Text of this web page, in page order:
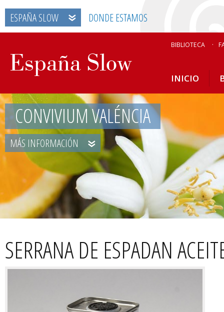
ESPAÑA SLOW DONDE ESTAMOS
BIBLIOTECA
INICIO
CONVIVIUM VALÉNCIA
MÁS INFORMACIÓN
SERRANA DE ESPADAN